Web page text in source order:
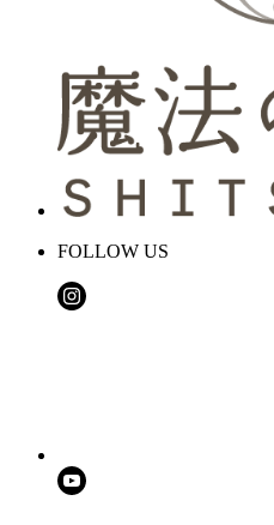
FOLLOW US